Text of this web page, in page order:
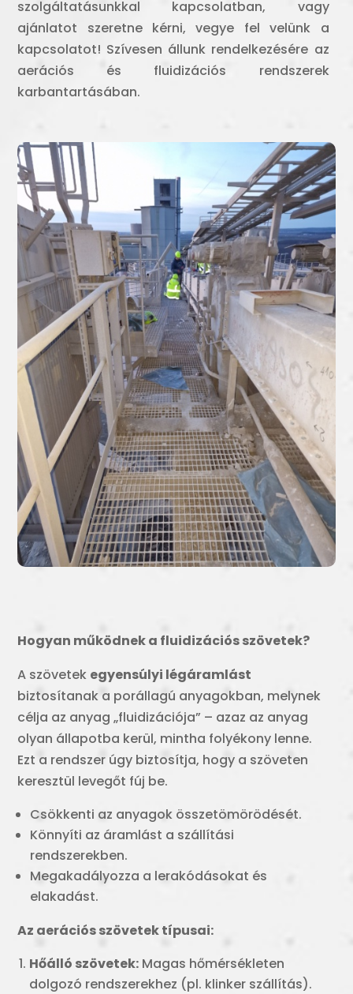
szolgáltatásunkkal kapcsolatban, vagy
ajánlatot szeretne kérni, vegye fel velünk a
kapcsolatot! Szívesen állunk rendelkezésére az
aerációs és fluidizációs rendszerek
karbantartásában.
Hogyan működnek a fluidizációs szövetek?
A szövetek egyensúlyi légáramlást
biztosítanak a porállagú anyagokban, melynek
célja az anyag „fluidizációja” – azaz az anyag
olyan állapotba kerül, mintha folyékony lenne.
Ezt a rendszer úgy biztosítja, hogy a szöveten
keresztül levegőt fúj be.
Csökkenti az anyagok összetömörödését.
Könnyíti az áramlást a szállítási
rendszerekben.
Megakadályozza a lerakódásokat és
elakadást.
Az aerációs szövetek típusai:
Hőálló szövetek: Magas hőmérsékleten
dolgozó rendszerekhez (pl. klinker szállítás).